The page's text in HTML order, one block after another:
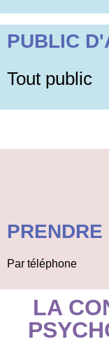
PUBLIC
Tout public
Par téléphone
LA